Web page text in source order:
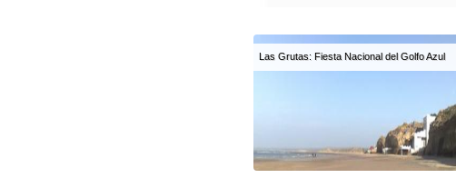
Las Grutas: Fiesta Nacional del Golfo Azul